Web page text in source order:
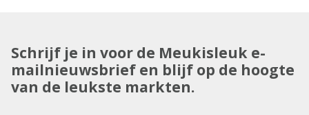
Schrijf je in voor de Meukisleuk e-
mailnieuwsbrief en blijf op de hoogte
van de leukste markten.